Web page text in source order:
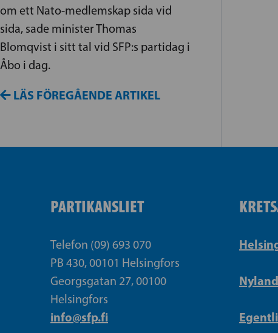
om ett Nato-medlemskap sida vid
sida, sade minister Thomas
Blomqvist i sitt tal vid SFP:s partidag i
Åbo i dag.
LÄS FÖREGÅENDE ARTIKEL
PARTIKANSLIET
Telefon (09) 693 070
PB 430, 00101 Helsingfors
Georgsgatan 27, 00100
Helsingfors
info@sfp.fi
Nyland